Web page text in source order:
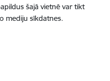
šajā vietnē var tikt
mediju sīkdatnes.